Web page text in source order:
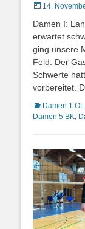
Posted
14.
Damen I:
erwartet
ging unsere
Feld. Der
Schwerte
vorbereitet.
Kategorien
Damen 1 OL
Damen 5 BK,